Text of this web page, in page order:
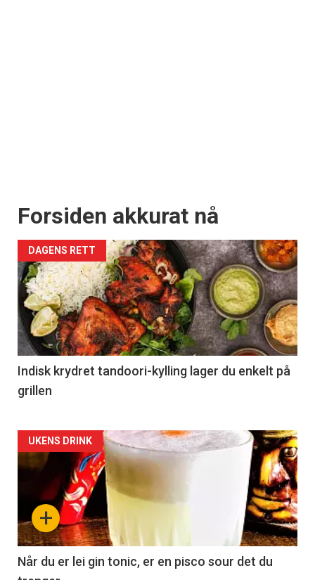
Forsiden akkurat nå
DAGENS RETT
Indisk krydret tandoori-kylling lager du enkelt på
grillen
Forsiden
akkurat
nå
-
2
+
UKENS DRINK
Når du er lei gin tonic, er en pisco sour det du